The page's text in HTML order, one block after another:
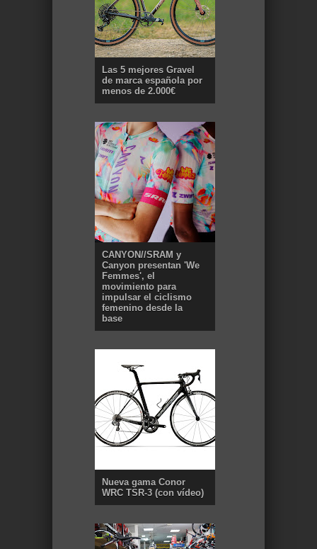
Las 5 mejores Gravel
de marca española por
menos de 2.000€
CANYON//SRAM y
Canyon presentan 'We
Femmes', el
movimiento para
impulsar el ciclismo
femenino desde la
base
Nueva gama Conor
WRC TSR-3 (con vídeo)